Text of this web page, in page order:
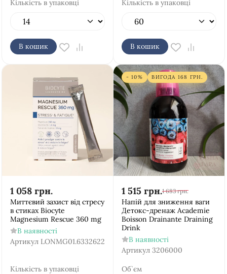
Кількість в упаковці
В кошик
Кількість в упаковці
В кошик
1 058 грн.
Миттєвий захист від стресу
в стиках Biocyte
Magnesium Rescue 360 mg
В наявності
Артикул LONMG01.6332622
Кількість в упаковці
- 10% ВИГОДА 168 ГРН.
1 515 грн.1 683 грн.
Напій для зниження ваги
Детокс-дренаж Academie
Boisson Drainante Draining
Drink
В наявності
Артикул 3206000
Об`єм